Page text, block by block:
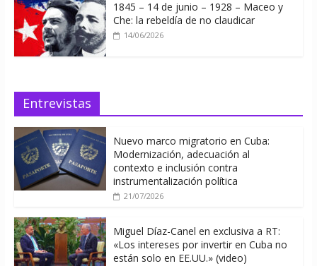
1845 – 14 de junio – 1928 – Maceo y
Che: la rebeldía de no claudicar
14/06/2026
Entrevistas
Nuevo marco migratorio en Cuba:
Modernización, adecuación al
contexto e inclusión contra
instrumentalización política
21/07/2026
Miguel Díaz-Canel en exclusiva a RT:
«Los intereses por invertir en Cuba no
están solo en EE.UU.» (video)